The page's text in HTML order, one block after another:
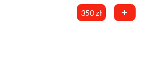
350 zł